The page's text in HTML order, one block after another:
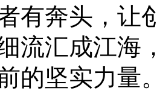
有奔头，让
流汇成江海
的坚实力量